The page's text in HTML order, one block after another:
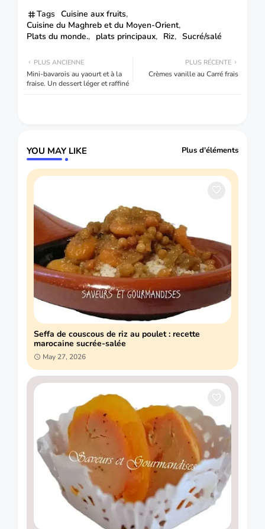
Tags Cuisine aux fruits
Cuisine du Maghreb et du Moyen-Orient
Plats du monde.
plats principaux Riz Sucré/salé
PLUS RÉCENTE
Crèmes vanille au Carré frais
PLUS ANCIENNE
Mini-bavarois au yaourt et à la
fraise. Un dessert léger et raffiné
YOU MAY LIKE Plus d'éléments
Seffa de couscous de riz au poulet : recette
marocaine sucrée-salée
May 27, 2026